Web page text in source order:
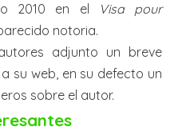
2010 en el
Visa pour
notoria.
adjunto un breve
su web, en su defecto un
sobre el autor.